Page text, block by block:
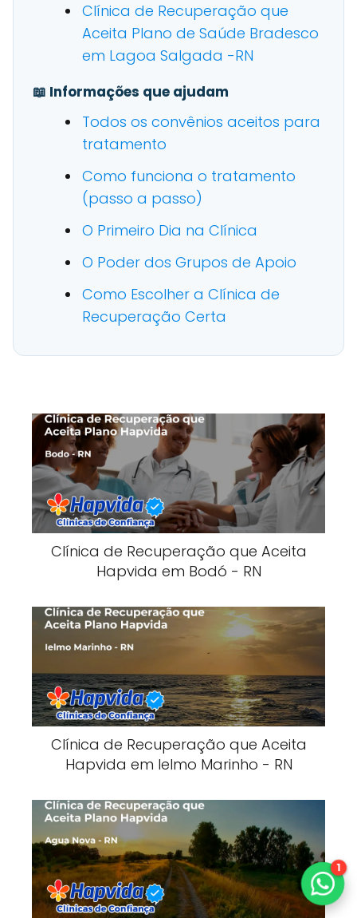
Clínica de Recuperação que
Aceita Plano de Saúde Bradesco
em Lagoa Salgada -RN
📖 Informações que ajudam
Todos os convênios aceitos para
tratamento
Como funciona o tratamento
(passo a passo)
O Primeiro Dia na Clínica
O Poder dos Grupos de Apoio
Como Escolher a Clínica de
Recuperação Certa
Clínica de Recuperação que Aceita
Hapvida em Bodó - RN
Clínica de Recuperação que Aceita
Hapvida em Ielmo Marinho - RN
1